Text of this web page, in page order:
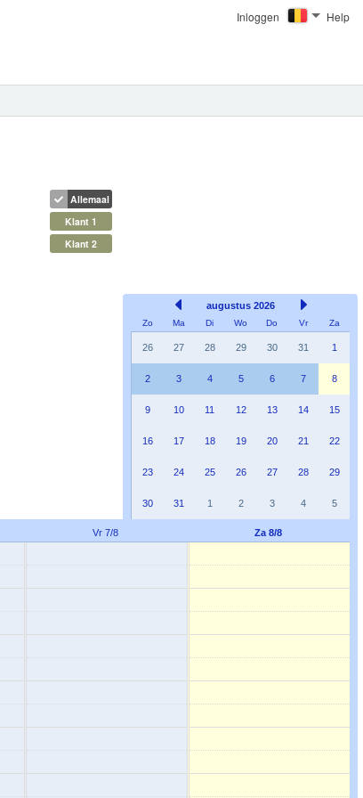
Inloggen Help
Allemaal
Klant 1
Klant 2
augustus 2026
Zo Ma Di Wo Do Vr Za
26 27 28 29 30 31 1
2 3 4 5 6 7 8
9 10 11 12 13 14 15
16 17 18 19 20 21 22
23 24 25 26 27 28 29
30 31 1 2 3 4 5
Vr 7/8
Za 8/8